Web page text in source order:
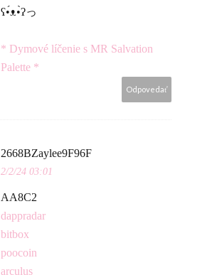
ʕ•́ᴥ•̀ʔっ
* Dymové líčenie s MR Salvation
Palette *
Odpovedať
2668BZaylee9F96F
2/2/24 03:01
AA8C2
dappradar
bitbox
poocoin
arculus